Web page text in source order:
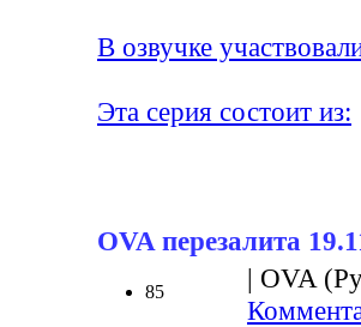
В озвучке
Эта серия состоит из:
OVA перезалита
85
| OVA